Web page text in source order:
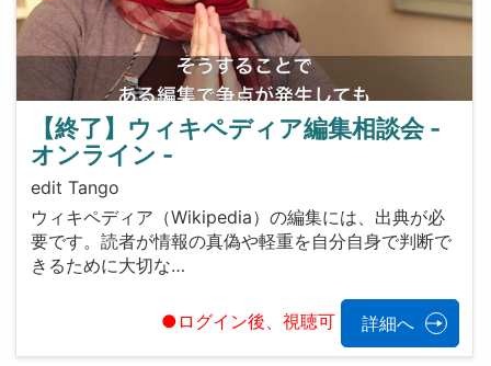
【終了】ウィキペディア編集相談会 -
オンライン -
edit Tango
ウィキペディア（Wikipedia）の編集には、出典が必
要です。読者が情報の真偽や軽重を自分自身で判断で
きるために大切な…
●ログイン後、視聴可 詳細へ